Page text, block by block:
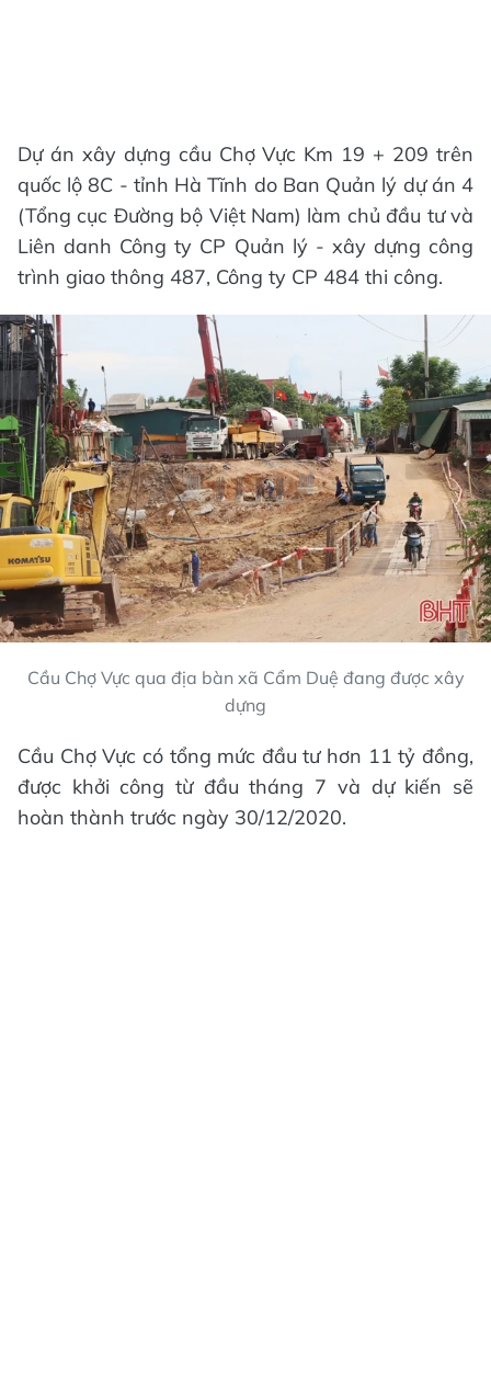
Dự án xây dựng cầu Chợ Vực Km 19 + 209 trên
quốc lộ 8C - tỉnh Hà Tĩnh do Ban Quản lý dự án 4
(Tổng cục Đường bộ Việt Nam) làm chủ đầu tư và
Liên danh Công ty CP Quản lý - xây dựng công
trình giao thông 487, Công ty CP 484 thi công.
Cầu Chợ Vực qua địa bàn xã Cẩm Duệ đang được xây
dựng
Cầu Chợ Vực có tổng mức đầu tư hơn 11 tỷ đồng,
được khởi công từ đầu tháng 7 và dự kiến sẽ
hoàn thành trước ngày 30/12/2020.